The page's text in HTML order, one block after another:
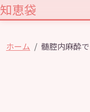
知恵袋
ホーム 髄腔内麻酔